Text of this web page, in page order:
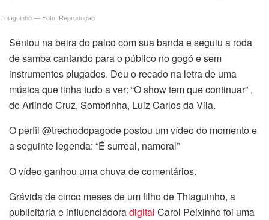
Thiaguinho — Foto: Reprodução
Sentou na beira do palco com sua banda e seguiu a roda
de samba cantando para o público no gogó e sem
instrumentos plugados. Deu o recado na letra de uma
música que tinha tudo a ver: “O show tem que continuar” ,
de Arlindo Cruz, Sombrinha, Luiz Carlos da Vila.
O perfil @trechodopagode postou um vídeo do momento e
a seguinte legenda: “É surreal, namoral”
O vídeo ganhou uma chuva de comentários.
Grávida de cinco meses de um filho de Thiaguinho, a
publicitária e influenciadoradigital Carol Peixinho foi uma